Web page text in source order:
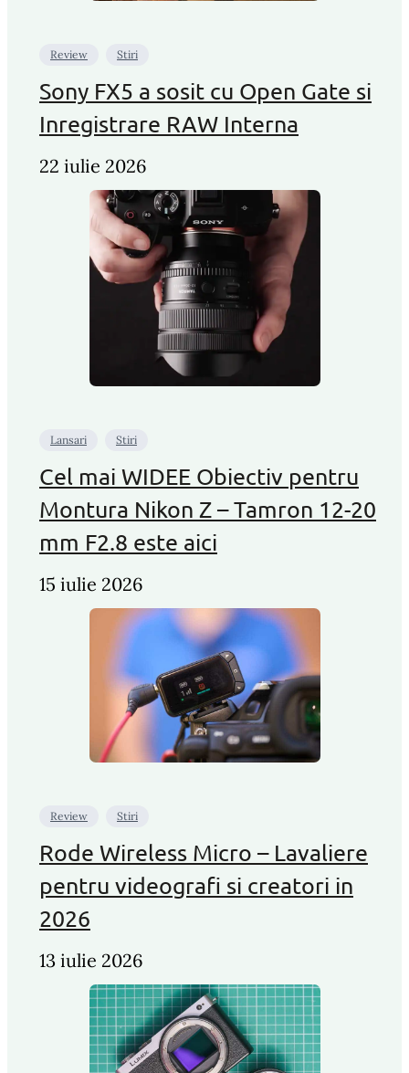
Review Stiri
Sony FX5 a sosit cu Open Gate si
Inregistrare RAW Interna
22 iulie 2026
Lansari Stiri
Cel mai WIDEE Obiectiv pentru
Montura Nikon Z – Tamron 12-20
mm F2.8 este aici
15 iulie 2026
Review Stiri
Rode Wireless Micro – Lavaliere
pentru videografi si creatori in
2026
13 iulie 2026